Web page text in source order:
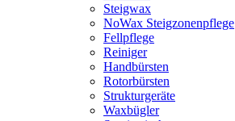
Steigwax
NoWax Steigzonenpflege
Fellpflege
Reiniger
Handbürsten
Rotorbürsten
Strukturgeräte
Waxbügler